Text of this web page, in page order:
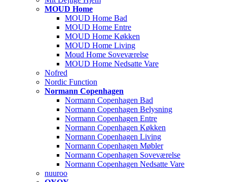
MOUD Home
MOUD Home Bad
MOUD Home Entre
MOUD Home Køkken
MOUD Home Living
Moud Home Soveværelse
MOUD Home Nedsatte Vare
Nofred
Nordic Function
Normann Copenhagen
Normann Copenhagen Bad
Normann Copenhagen Belysning
Normann Copenhagen Entre
Normann Copenhagen Køkken
Normann Copenhagen Living
Normann Copenhagen Møbler
Normann Copenhagen Soveværelse
Normann Copenhagen Nedsatte Vare
nuuroo